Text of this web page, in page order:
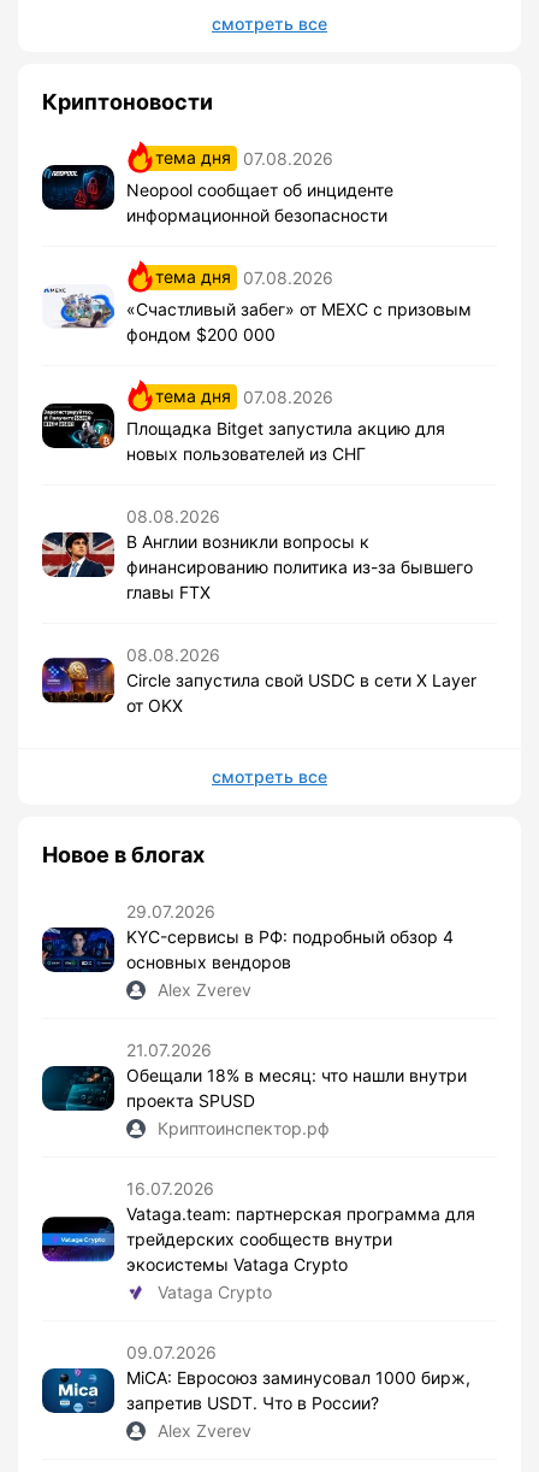
смотреть все
Криптоновости
тема дня
07.08.2026
Neopool сообщает об инциденте
информационной безопасности
тема дня
07.08.2026
«Счастливый забег» от MEXC с призовым
фондом $200 000
тема дня
07.08.2026
Площадка Bitget запустила акцию для
новых пользователей из СНГ
08.08.2026
В Англии возникли вопросы к
финансированию политика из-за бывшего
главы FTX
08.08.2026
Circle запустила свой USDC в сети X Layer
от OKX
смотреть все
Новое в блогах
29.07.2026
KYC-сервисы в РФ: подробный обзор 4
основных вендоров
Alex Zverev
21.07.2026
Обещали 18% в месяц: что нашли внутри
проекта SPUSD
Криптоинспектор.рф
16.07.2026
Vataga.team: партнерская программа для
трейдерских сообществ внутри
экосистемы Vataga Crypto
Vataga Crypto
09.07.2026
MiCA: Евросоюз заминусовал 1000 бирж,
запретив USDT. Что в России?
Alex Zverev